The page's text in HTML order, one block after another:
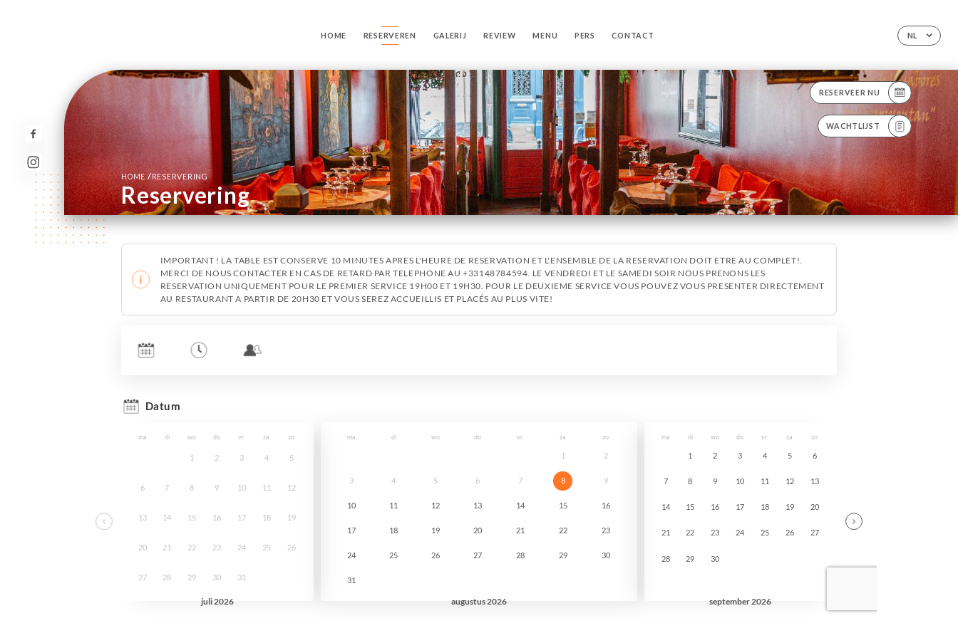
NL
HOME RESERVEREN GALERIJ REVIEW MENU PERS CONTACT
RESERVEER NU
WACHTLIJST
HOME / RESERVERING
Reservering